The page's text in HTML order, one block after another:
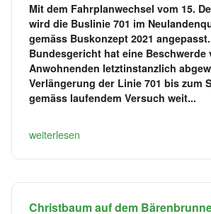
Mit dem Fahrplanwechsel vom 15.
wird die Buslinie 701 im
gemäss Buskonzept 2021
Bundesgericht hat eine Beschwerde
Anwohnenden letztinstanzlich
Verlängerung der Linie 701 bis zum
gemäss laufendem Versuch weit...
weiterlesen
Christbaum auf dem